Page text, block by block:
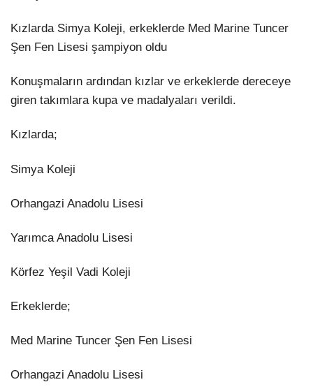
Kızlarda Simya Koleji, erkeklerde Med Marine Tuncer
Şen Fen Lisesi şampiyon oldu
Konuşmaların ardından kızlar ve erkeklerde dereceye
giren takımlara kupa ve madalyaları verildi.
Kızlarda;
⁠Simya Koleji
Orhangazi Anadolu Lisesi
Yarımca Anadolu Lisesi
Körfez Yeşil Vadi Koleji
Erkeklerde;
Med Marine Tuncer Şen Fen Lisesi
Orhangazi Anadolu Lisesi